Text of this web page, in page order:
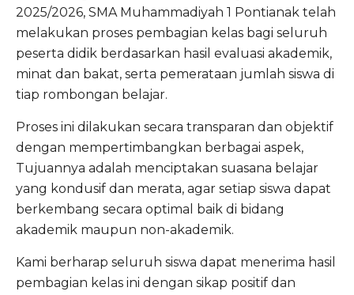
2025/2026, SMA Muhammadiyah 1 Pontianak telah
melakukan proses pembagian kelas bagi seluruh
peserta didik berdasarkan hasil evaluasi akademik,
minat dan bakat, serta pemerataan jumlah siswa di
tiap rombongan belajar.
Proses ini dilakukan secara transparan dan objektif
dengan mempertimbangkan berbagai aspek,
Tujuannya adalah menciptakan suasana belajar
yang kondusif dan merata, agar setiap siswa dapat
berkembang secara optimal baik di bidang
akademik maupun non-akademik.
Kami berharap seluruh siswa dapat menerima hasil
pembagian kelas ini dengan sikap positif dan